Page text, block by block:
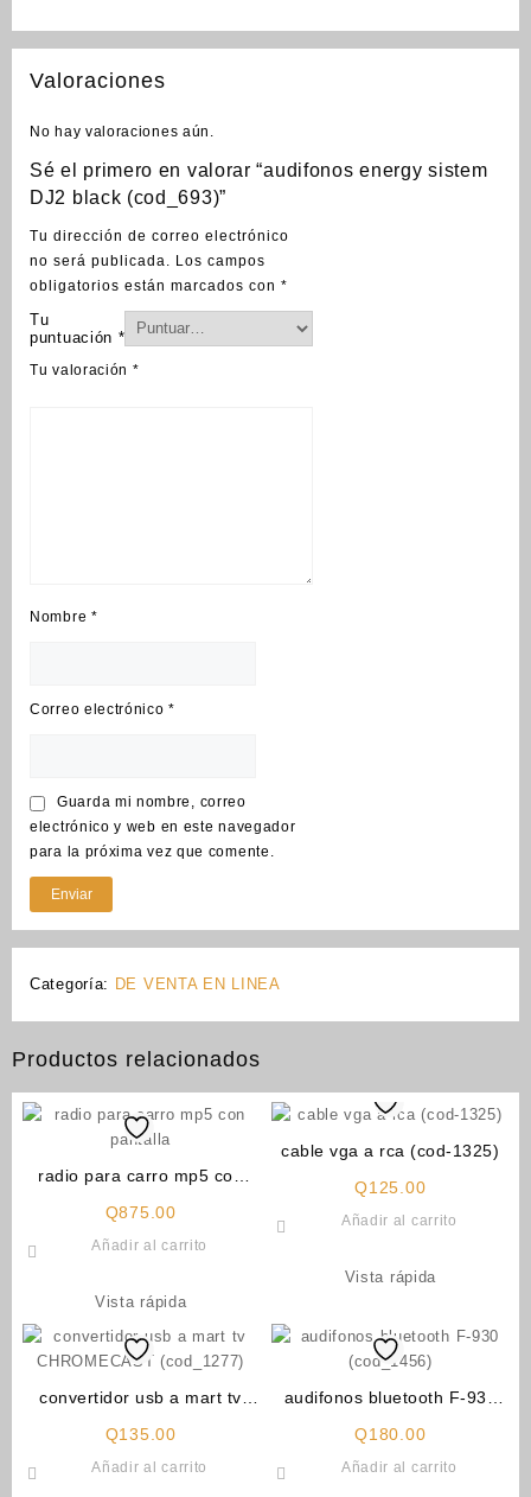
Valoraciones
No hay valoraciones aún.
Sé el primero en valorar “audifonos energy sistem
DJ2 black (cod_693)”
Tu dirección de correo electrónico
no será publicada.
Los campos
obligatorios están marcados con *
Tu
puntuación *
Tu valoración *
Nombre *
Correo electrónico*
Guarda mi nombre, correo
electrónico y web en este navegador
para la próxima vez que comente.
Categoría: DE VENTA EN LINEA
Productos relacionados
radio para carro mp5 con
Q875.00
Añadir al carrito
Vista rápida
cable vga a rca (cod-1325)
Q125.00
Añadir al carrito
Vista rápida
convertidor usb a mart tv
Q135.00
Añadir al carrito
audifonos bluetooth F-930
Q180.00
Añadir al carrito